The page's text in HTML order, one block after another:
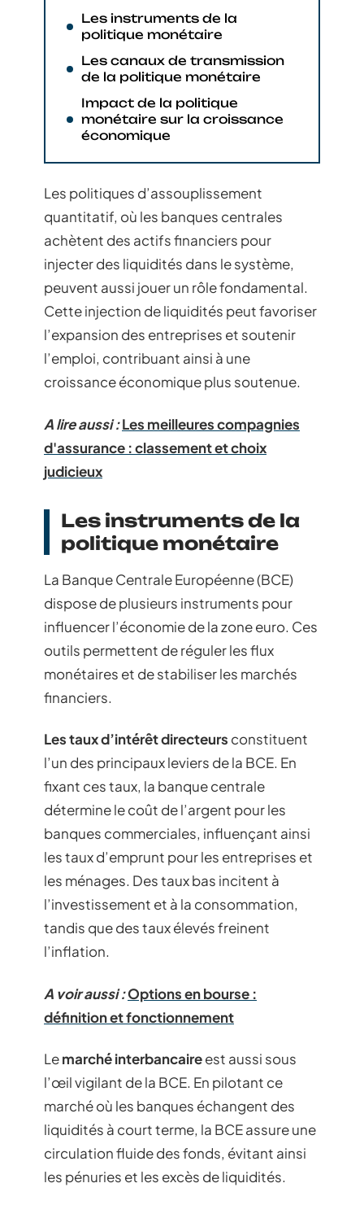
Les instruments de la
politique monétaire
Les canaux de transmission
de la politique monétaire
Impact de la politique
monétaire sur la croissance
économique
Les politiques d’assouplissement
quantitatif, où les banques centrales
achètent des actifs financiers pour
injecter des liquidités dans le système,
peuvent aussi jouer un rôle fondamental.
Cette injection de liquidités peut favoriser
l’expansion des entreprises et soutenir
l’emploi, contribuant ainsi à une
croissance économique plus soutenue.
A lire aussi :Les meilleures compagnies
d'assurance : classement et choix
judicieux
Les instruments de la
politique monétaire
La Banque Centrale Européenne (BCE)
dispose de plusieurs instruments pour
influencer l’économie de la zone euro. Ces
outils permettent de réguler les flux
monétaires et de stabiliser les marchés
financiers.
Les taux d’intérêt directeurs constituent
l’un des principaux leviers de la BCE. En
fixant ces taux, la banque centrale
détermine le coût de l’argent pour les
banques commerciales, influençant ainsi
les taux d’emprunt pour les entreprises et
les ménages. Des taux bas incitent à
l’investissement et à la consommation,
tandis que des taux élevés freinent
l’inflation.
A voir aussi :Options en bourse :
définition et fonctionnement
Lemarché interbancaireest aussi sous
l’œil vigilant de la BCE. En pilotant ce
marché où les banques échangent des
liquidités à court terme, la BCE assure une
circulation fluide des fonds, évitant ainsi
les pénuries et les excès de liquidités.